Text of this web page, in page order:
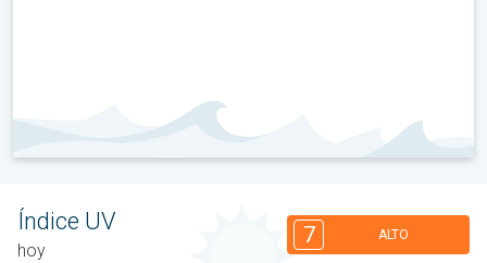
Índice UV
hoy
7 ALTO